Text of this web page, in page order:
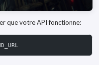
que votre API fonctionne: